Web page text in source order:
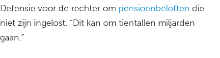
Defensie voor de rechter om pensioenbeloften die
niet zijn ingelost. “Dit kan om tientallen miljarden
gaan.”